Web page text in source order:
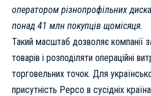
оператором різнопрофільних
понад 41 млн покупців щомісяця.
Такий масштаб дозволяє компанії
товарів і розподіляти операційні
торговельних точок. Для
присутність Pepco в сусідніх